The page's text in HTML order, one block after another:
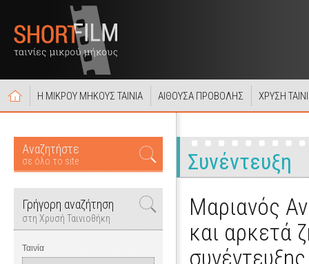
Η ΜΙΚΡΟΥ ΜΗΚΟΥΣ ΤΑΙΝΙΑ ΑΙΘΟΥΣΑ ΠΡΟΒΟΛΗΣ ΧΡΥΣΗ
Αναζητήστε
σε όλο το site
Γρήγορη αναζήτηση
στη Χρυσή Ταινιοθήκη
Ταινία
Συνέντευξη
Μαριανός
και αρκετά
συνέντευξης